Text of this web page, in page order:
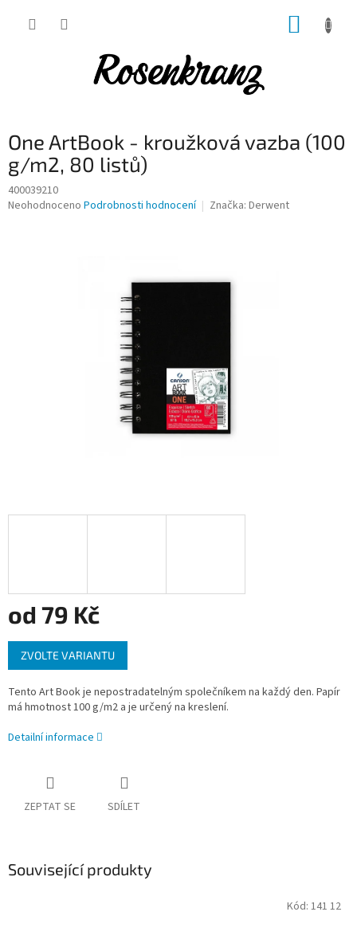
One ArtBook - kroužková vazba (100
g/m2, 80 listů)
400039210
Průměrné
Neohodnoceno Podrobnosti hodnocení Značka: Derwent
od 79 Kč
Měrná
cena:
ZVOLTE VARIANTU
Tento Art Book je nepostradatelným společníkem na každý den. Papír
má hmotnost 100 g/m2 a je určený na kreslení.
Detailní informace
ZEPTAT SE SDÍLET
Související produkty
Kód: 141 12